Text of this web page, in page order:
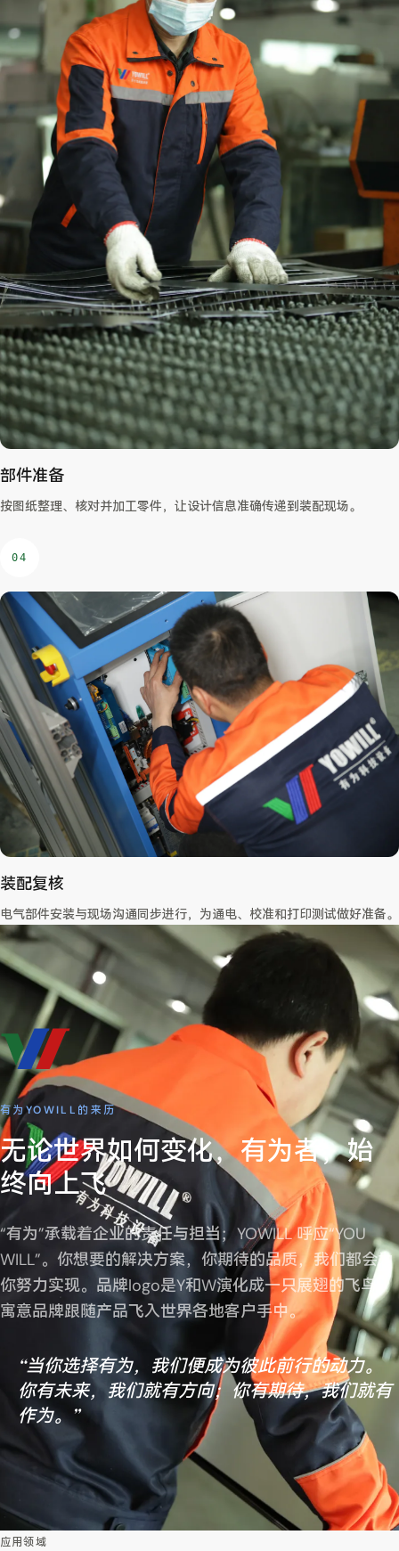
部件准备
按图纸整理、核对并加工零件，让设计信息准确传递到装配现场。
04
装配复核
电气部件安装与现场沟通同步进行，为通电、校准和打印测试做好准备。
有为YOWILL的来历
无论世界如何变化，有为者，始
终向上飞
“有为”承载着企业的责任与担当；YOWILL 呼应“YOU
WILL”。你想要的解决方案，你期待的品质，我们都会为
你努力实现。品牌logo是Y和W演化成一只展翅的飞鸟，
寓意品牌跟随产品飞入世界各地客户手中。
“当你选择有为，我们便成为彼此前行的动力。
你有未来，我们就有方向；你有期待，我们就有
作为。”
应用领域